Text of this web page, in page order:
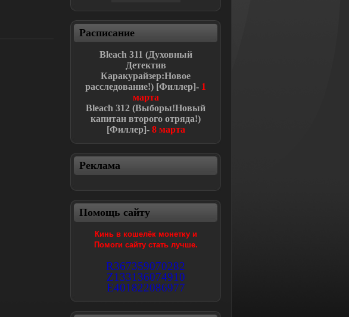
Расписание
Bleach 311 (Духовный
Детектив
Каракурайзер:Новое
расследование!) [Филлер]- 1
марта
Bleach312 (Выборы!Новый
капитан второго отряда!)
[Филлер]-8 марта
Реклама
Помощь сайту
Кинь в кошелёк монетку и
Помоги сайту стать лучше.
R367359070282
Z133136074910
E401822086977